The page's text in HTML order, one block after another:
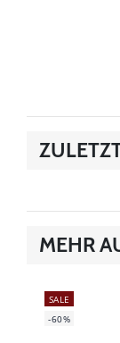
MEHR
SALE
-60%